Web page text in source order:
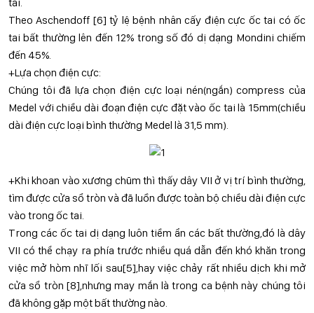
Theo Aschendoff [6] tỷ lệ bệnh nhân cấy điện cực ốc tai có ốc
tai bất thường lên đến 12% trong số đó dị dạng Mondini chiếm
đến 45%.
+Lựa chọn điện cực:
Chúng tôi đã lựa chọn điện cực loại nén(ngắn) compress của
Medel với chiều dài đoạn điện cực đặt vào ốc tai là 15mm(chiều
dài điện cực loại bình thường Medel là 31,5 mm).
+Khi khoan vào xương chũm thì thấy dây VII ở vị trí bình thường,
tìm được cửa sổ tròn và đã luồn được toàn bộ chiều dài điện cực
vào trong ốc tai.
Trong các ốc tai dị dạng luôn tiềm ẩn các bất thường,đó là dây
VII có thể chạy ra phía trước nhiều quá dẫn đến khó khăn trong
việc mở hòm nhĩ lối sau[5],hay việc chảy rất nhiều dịch khi mở
cửa sổ tròn [8],nhưng may mắn là trong ca bệnh này chúng tôi
đã không gặp một bất thường nào.